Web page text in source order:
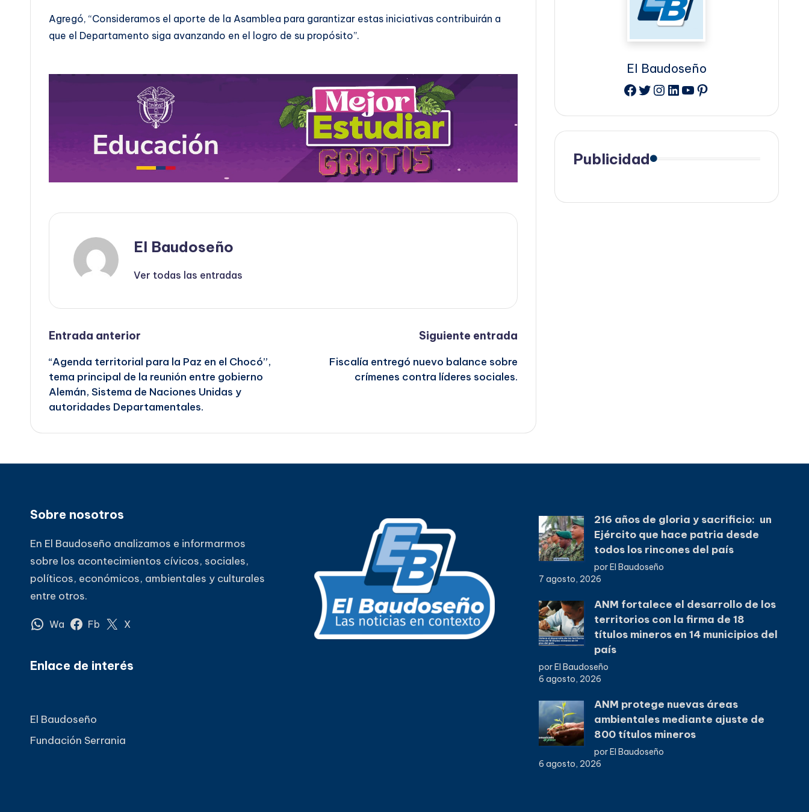
Agregó, “Consideramos el aporte de la Asamblea para garantizar estas iniciativas contribuirán a
que el Departamento siga avanzando en el logro de su propósito”.
El Baudoseño
Ver todas las entradas
Navegación
de
entradas
Entrada anterior
“Agenda territorial para la Paz en el Chocó”,
tema principal de la reunión entre gobierno
Alemán, Sistema de Naciones Unidas y
autoridades Departamentales.
Siguiente entrada
Fiscalía entregó nuevo balance sobre
crímenes contra líderes sociales.
El Baudoseño
Facebook
Twitter
Instagram
LinkedIn
YouTube
Pinterest
Publicidad
Sobre nosotros
En El Baudoseño analizamos e informarmos
sobre los acontecimientos cívicos, sociales,
políticos, económicos, ambientales y culturales
entre otros.
Wa Fb X
Enlace de interés
El Baudoseño
Fundación Serrania
216 años de gloria y sacrificio: un
Ejército que hace patria desde
todos los rincones del país
por El Baudoseño
7 agosto, 2026
ANM fortalece el desarrollo de los
territorios con la firma de 18
títulos mineros en 14 municipios del
país
por El Baudoseño
6 agosto, 2026
ANM protege nuevas áreas
ambientales mediante ajuste de
800 títulos mineros
por El Baudoseño
6 agosto, 2026